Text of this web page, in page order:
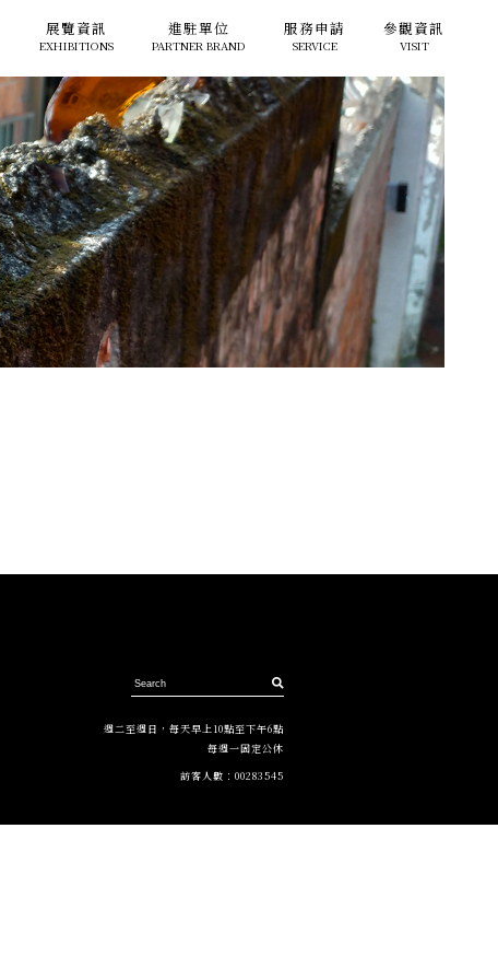
展覽資訊
EXHIBITIONS
進駐單位
PARTNER BRAND
服務申請
SERVICE
參觀資訊
VISIT
週二至週日，每天早上10點至下午6點
每週一固定公休
訪客人數： 00283545